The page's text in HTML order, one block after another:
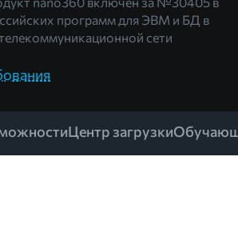
программ для ЭВМ и БД в
сети
Центр загрузки